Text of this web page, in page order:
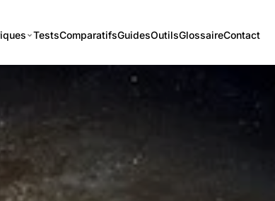
TestsComparatifsGuidesOutilsGlossaireContact